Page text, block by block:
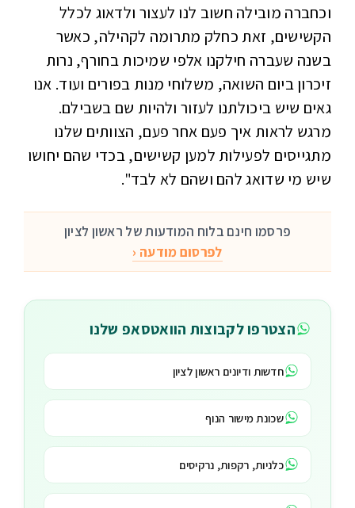
וכחברה מובילה חשוב לנו לעצור ולדאוג לכלל
הקשישים, זאת כחלק מתרומה לקהילה, כאשר
בשנה שעברה חילקנו אלפי שמיכות בחורף, נרות
זיכרון ביום השואה, משלוחי מנות בפורים ועוד. אנו
גאים שיש ביכולתנו לעזור ולהיות שם בשבילם.
מרגש לראות איך פעם אחר פעם, הצוותים שלנו
מתגייסים לפעילות למען קשישים, בכדי שהם יחושו
שיש מי שדואג להם ושהם לא לבד".
פרסמו חינם בלוח המודעות של ראשון לציון
לפרסום מודעה ‹
הצטרפו לקבוצות הוואטסאפ שלנו
חדשות ודיונים ראשון לציון
שכונת מישור הנוף
כלניות, רקפות, נרקיסים